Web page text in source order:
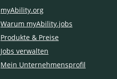
myAbility.org
Warum myAbility.jobs
Produkte & Preise
Jobs verwalten
Mein Unternehmensprofil